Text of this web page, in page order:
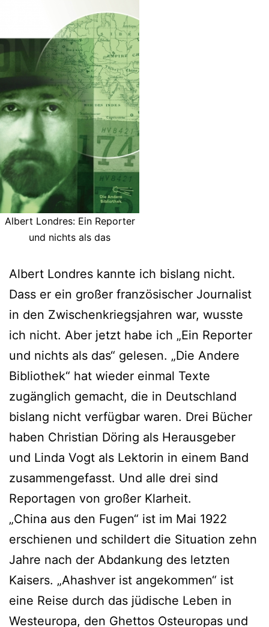
Albert Londres: Ein Reporter
und nichts als das
Albert Londres kannte ich bislang nicht.
Dass er ein großer französischer Journalist
in den Zwischenkriegsjahren war, wusste
ich nicht. Aber jetzt habe ich „Ein Reporter
und nichts als das“ gelesen. „Die Andere
Bibliothek“ hat wieder einmal Texte
zugänglich gemacht, die in Deutschland
bislang nicht verfügbar waren. Drei Bücher
haben Christian Döring als Herausgeber
und Linda Vogt als Lektorin in einem Band
zusammengefasst. Und alle drei sind
Reportagen von großer Klarheit.
„China aus den Fugen“ ist im Mai 1922
erschienen und schildert die Situation zehn
Jahre nach der Abdankung des letzten
Kaisers. „Ahashver ist angekommen“ ist
eine Reise durch das jüdische Leben in
Westeuropa, den Ghettos Osteuropas und